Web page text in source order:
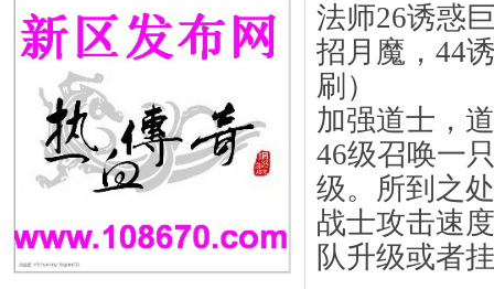
法师26诱惑
招月魔，44
刷）
加强道士，
46级召唤一
级。所到之
战士攻击速
队升级或者